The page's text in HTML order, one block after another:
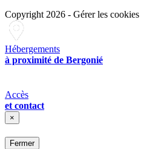
Copyright 2026 - Gérer les cookies
Hébergements
à proximité de Bergonié
Accès
et contact
×
Fermer